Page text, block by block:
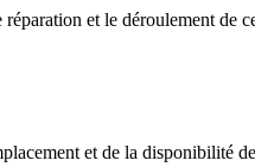
et le déroulement de
et de la disponibilité